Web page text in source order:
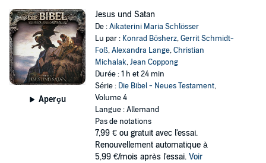
Aperçu
Jesus und Satan
De :Aikaterini Maria Schlösser
Lu par : Konrad Bösherz,Gerrit Schmidt-
Foß,Alexandra Lange,Christian
Michalak,Jean Coppong
Durée : 1 h et 24 min
Série : Die Bibel - Neues Testament,
Volume 4
Langue : Allemand
Pas de notations
7,99 € ou gratuit avec l'essai.
Renouvellement automatique à
5,99 €/mois après l'essai. Voir